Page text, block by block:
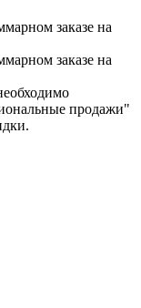
заказе на
заказе на
продажи"